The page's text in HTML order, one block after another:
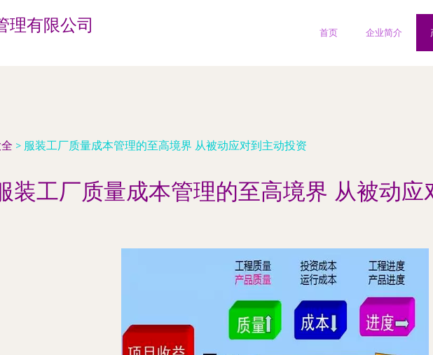
理有限公司 首页 企业简介
> 服装工厂质量成本管理的至高境界 从被动应对到主动投资
装工厂质量成本管理的至高境界 从被动应